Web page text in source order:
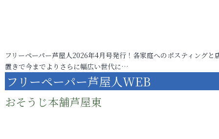
フリーペーパー芦屋人2026年4月号発行！各家庭へのポスティングと
置きで今までよりさらに幅広い世代に…
フリーペーパー芦屋人WEB
おそうじ本舗芦屋東